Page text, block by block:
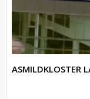
ASMILDKLOSTER